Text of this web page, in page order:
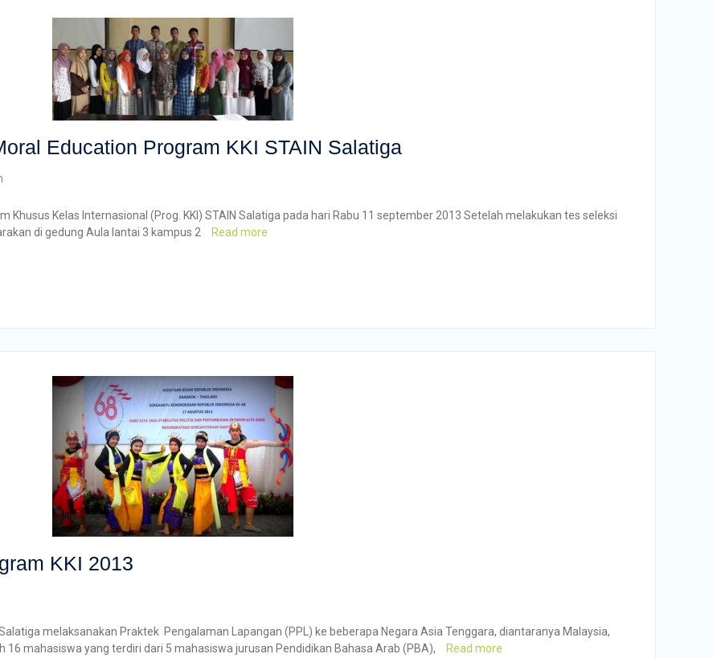
Education Program KKI STAIN Salatiga
Kelas Internasional (Prog. KKI) STAIN Salatiga pada hari Rabu 11 september 2013 Setelah melakukan tes seleksi
di gedung Aula lantai 3 kampus 2
Read more
KKI 2013
melaksanakan Praktek Pengalaman Lapangan (PPL) ke beberapa Negara Asia Tenggara, diantaranya Malaysia,
mahasiswa yang terdiri dari 5 mahasiswa jurusan Pendidikan Bahasa Arab (PBA),
Read more